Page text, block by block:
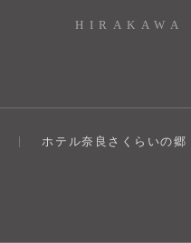
HIRAKAWA
ホテル奈良さくらいの郷